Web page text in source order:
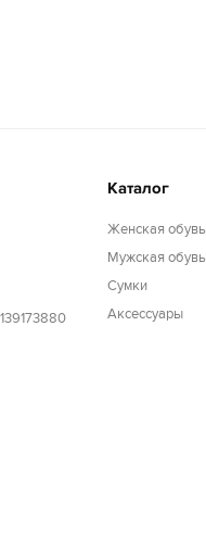
Каталог
Женская обувь
Мужская обувь
Cумки
Аксессуары